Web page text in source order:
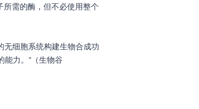
需的酶，但不必使用整个
无细胞系统构建生物合成功
力。”（生物谷